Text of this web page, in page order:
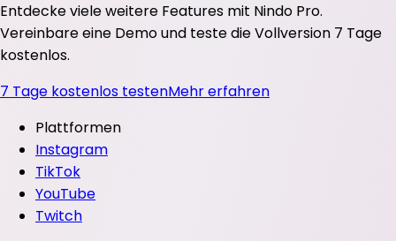
Entdecke viele weitere Features mit Nindo Pro.
Vereinbare eine Demo und teste die Vollversion 7 Tage
kostenlos.
7 Tage kostenlos testenMehr erfahren
Plattformen
Instagram
TikTok
YouTube
Twitch